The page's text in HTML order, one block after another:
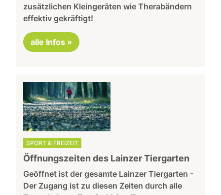
zusätzlichen Kleingeräten wie Therabändern
effektiv gekräftigt!
alle Infos »
SPORT & FREIZEIT
Öffnungszeiten des Lainzer Tiergarten
Geöffnet ist der gesamte Lainzer Tiergarten -
Der Zugang ist zu diesen Zeiten durch alle